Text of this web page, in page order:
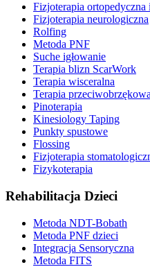
Fizjoterapia
Fizjoterapia neurologiczna
Rolfing
Metoda PNF
Suche igłowanie
Terapia blizn ScarWork
Terapia wisceralna
Terapia przeciwobrzękowa
Pinoterapia
Kinesiology Taping
Punkty spustowe
Flossing
Fizjoterapia
Fizykoterapia
Rehabilitacja Dzieci
Metoda NDT-Bobath
Metoda PNF dzieci
Integracja Sensoryczna
Metoda FITS